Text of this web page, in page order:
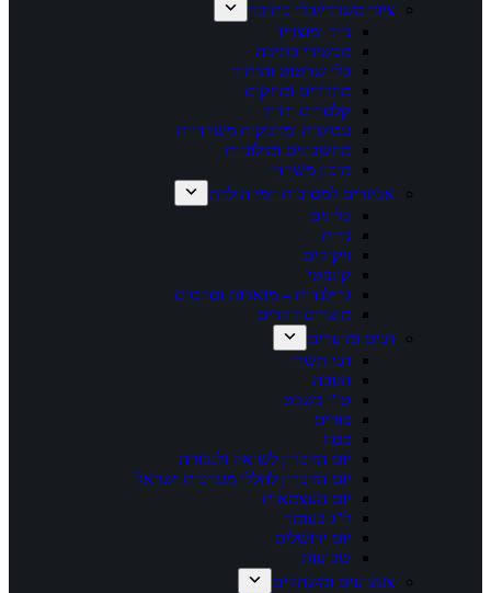
ציוד משרדי/כלי כתיבה
נייר ומוצריו
מכשירי כתיבה
כלי שרטוט וחיתוך
מחדדים ומחקים
קלסרים ותיוק
עטיפות ומדבקות משרדיות
מחשבונים ומילוניות
מיכון משרדי
אביזרים למסיבות וימי הולדת
בלונים
נרות
זיקוקים
קונפטי
גרילנדות – מוארות וסרטים
מוצרים זוהרים
חגים ומועדים
חגי תשרי
חנוכה
ט"ו בשבט
פורים
פסח
יום הזיכרון לשואה ולגבורה
יום הזיכרון לחללי מערכות ישראל
יום העצמאות
ל"ג בעומר
יום ירושלים
שבועות
צעצועים ומשחקים